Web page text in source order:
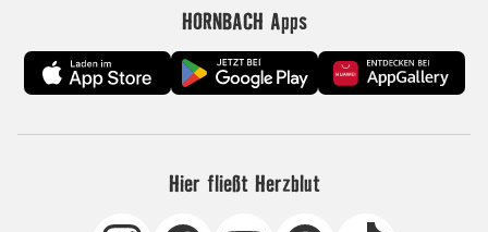
HORNBACH Apps
Hier fließt Herzblut